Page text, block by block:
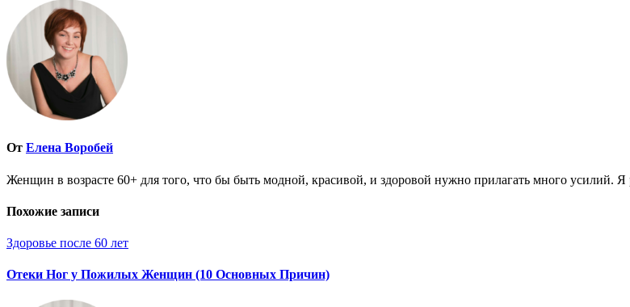
От Елена Воробей
Женщин в возрасте 60+ для того, что бы быть модной, красивой, и здоровой нужно прилагать много усилий. Я
Похожие записи
Здоровье после 60 лет
Отеки Ног у Пожилых Женщин (10 Основных Причин)